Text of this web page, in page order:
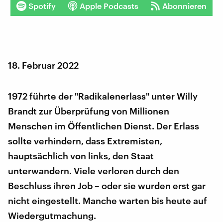
Spotify Apple Podcasts Abonnieren
18. Februar 2022
1972 führte der "Radikalenerlass" unter Willy
Brandt zur Überprüfung von Millionen
Menschen im Öffentlichen Dienst. Der Erlass
sollte verhindern, dass Extremisten,
hauptsächlich von links, den Staat
unterwandern. Viele verloren durch den
Beschluss ihren Job – oder sie wurden erst gar
nicht eingestellt. Manche warten bis heute auf
Wiedergutmachung.